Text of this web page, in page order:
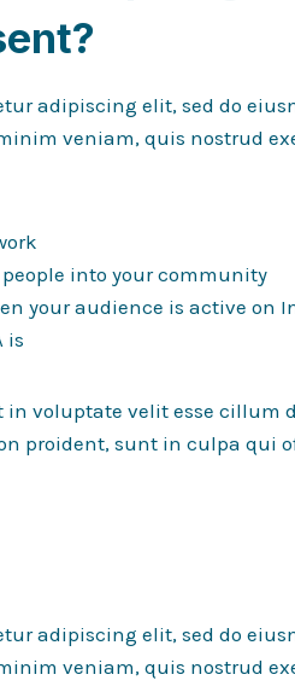
?
adipiscing elit, sed do
veniam, quis nostrud
people into your community
your audience is active on
is
in voluptate velit esse cillum
proident, sunt in culpa qui
adipiscing elit, sed do
veniam, quis nostrud